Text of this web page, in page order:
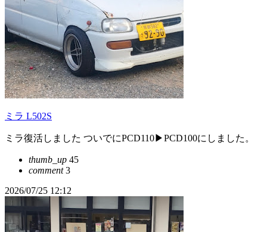
ミラ L502S
ミラ復活しました ついでにPCD110▶PCD100にしました。
thumb_up 45
comment3
2026/07/25 12:12